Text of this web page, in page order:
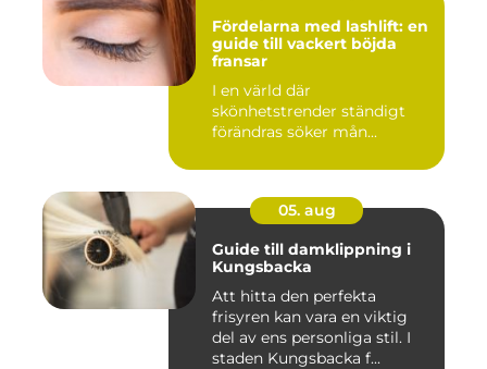
Fördelarna med lashlift: en
guide till vackert böjda
fransar
I en värld där
skönhetstrender ständigt
förändras söker mån...
05. aug
Guide till damklippning i
Kungsbacka
Att hitta den perfekta
frisyren kan vara en viktig
del av ens personliga stil. I
staden Kungsbacka f...